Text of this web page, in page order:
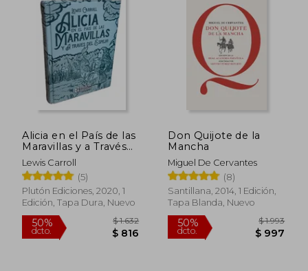
15%
dcto.
15%
dcto.
Alicia en el País de las
Maravillas y a Través
del Espejo (tapa dura)
Lewis Carroll
(5)
Plutón Ediciones, 2020, 1
Edición, Tapa Dura, Nuevo
Don Quijote de la
Mancha
Miguel De Cervantes
(8)
Santillana, 2014, 1 Edición,
Tapa Blanda, Nuevo